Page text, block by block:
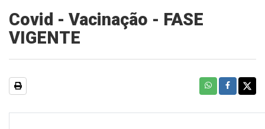
Covid - Vacinação - FASE
VIGENTE